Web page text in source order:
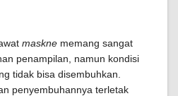
maskne memang sangat
penampilan, namun kondisi
tidak bisa disembuhkan.
penyembuhannya terletak